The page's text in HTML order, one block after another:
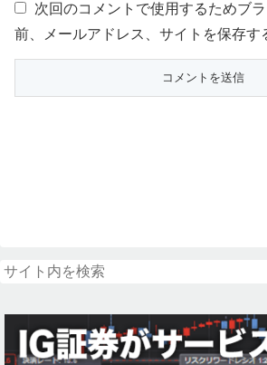
次回のコメントで使用するためブ
前、メールアドレス、サイトを保存す